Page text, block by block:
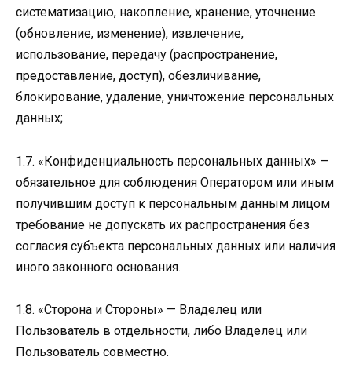
систематизацию, накопление, хранение, уточнение
(обновление, изменение), извлечение,
использование, передачу (распространение,
предоставление, доступ), обезличивание,
блокирование, удаление, уничтожение персональных
данных;
1.7. «Конфиденциальность персональных данных» —
обязательное для соблюдения Оператором или иным
получившим доступ к персональным данным лицом
требование не допускать их распространения без
согласия субъекта персональных данных или наличия
иного законного основания.
1.8. «Сторона и Стороны» — Владелец или
Пользователь в отдельности, либо Владелец или
Пользователь совместно.